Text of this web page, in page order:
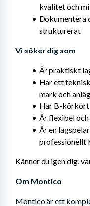
kvalitet och
Dokumentera
strukturerat
Vi söker dig som
Är praktiskt
Har ett
mark och
Har B-körkort
Är flexibel och
Är en
professionellt
Känner du igen dig,
Om Montico
Montico är ett